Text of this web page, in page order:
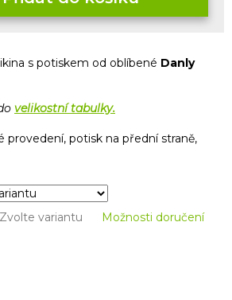
Zvolte variantu Možnosti doručení
s potiskem od oblíbené Danly
velikostní tabulky.
provedení, potisk na přední straně,